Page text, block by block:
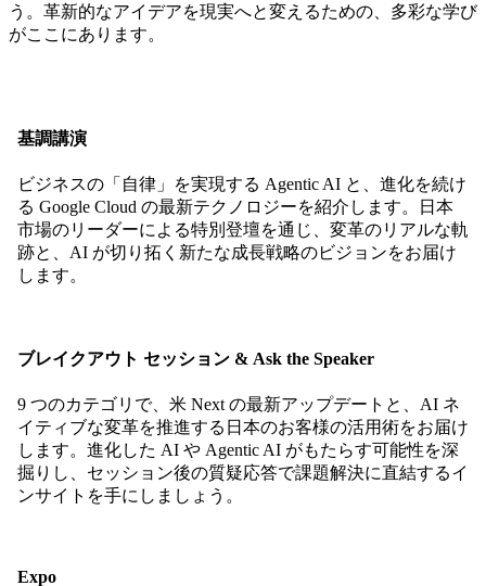
う。革新的なアイデアを現実へと変えるための、多彩な学び
がここにあります。
基調講演
ビジネスの「自律」を実現する Agentic AI と、進化を続け
る Google Cloud の最新テクノロジーを紹介します。日本
市場のリーダーによる特別登壇を通じ、変革のリアルな軌
跡と、AI が切り拓く新たな成長戦略のビジョンをお届け
します。
ブレイクアウト セッション & Ask the Speaker
9 つのカテゴリで、米 Next の最新アップデートと、AI ネ
イティブな変革を推進する日本のお客様の活用術をお届け
します。進化した AI や Agentic AI がもたらす可能性を深
掘りし、セッション後の質疑応答で課題解決に直結するイ
ンサイトを手にしましょう。
Expo